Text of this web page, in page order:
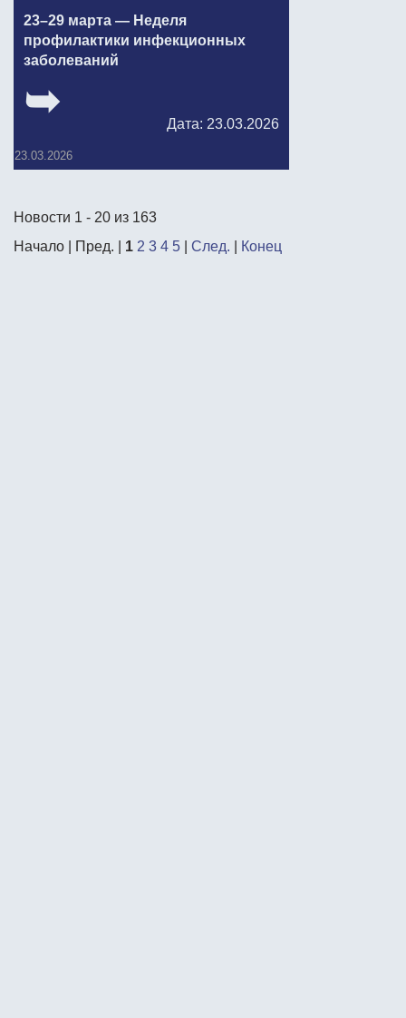
23–29 марта — Неделя
профилактики инфекционных
заболеваний
Дата: 23.03.2026
23.03.2026
Новости 1 - 20 из 163
Начало | Пред. | 1 2 3 4 5 След. Конец